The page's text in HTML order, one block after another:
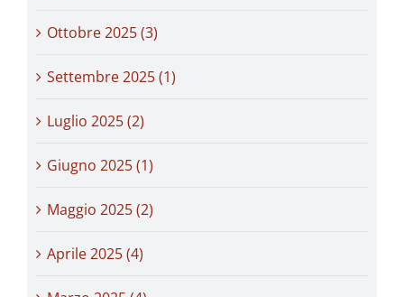
Ottobre 2025 (3)
Settembre 2025 (1)
Luglio 2025 (2)
Giugno 2025 (1)
Maggio 2025 (2)
Aprile 2025 (4)